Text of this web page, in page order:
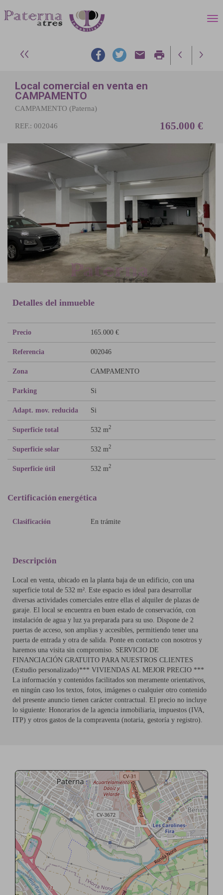
email print
Local comercial en venta en
CAMPAMENTO
CAMPAMENTO (Paterna)
REF.: 002046 165.000 €
Detalles del inmueble
Precio 165.000 €
Referencia 002046
Zona CAMPAMENTO
Parking Si
Adapt. mov. reducida Si
Superficie total 532 m2
Superficie solar 532 m2
Superficie útil 532 m2
Certificación energética
Clasificación En trámite
Descripción
Local en venta, ubicado en la planta baja de un edificio, con una
superficie total de 532 m². Este espacio es ideal para desarrollar
diversas actividades comerciales entre ellas el alquiler de plazas de
garaje. El local se encuentra en buen estado de conservación, con
instalación de agua y luz ya preparada para su uso. Dispone de 2
puertas de acceso, son amplias y accesibles, permitiendo tener una
puerta de entrada y otra de salida. Ponte en contacto con nosotros y
haremos una visita sin compromiso. SERVICIO DE
FINANCIACIÓN GRATUITO PARA NUESTROS CLIENTES
(Estudio personalizado)*** VIVIENDAS AL MEJOR PRECIO ***
La información y contenidos facilitados son meramente orientativos,
en ningún caso los textos, fotos, imágenes o cualquier otro contenido
del presente anuncio tienen carácter contractual. El precio no incluye
lo siguiente: Honorarios de la agencia inmobiliaria, impuestos (IVA,
ITP) y otros gastos de la compraventa (notaria, gestoría y registro).